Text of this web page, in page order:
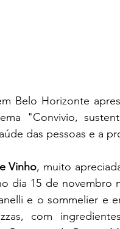
Belo Horizonte
"Convivio,
das pessoas e a
Vinho, muito
dia 15 de novembro
e o sommelier e
com